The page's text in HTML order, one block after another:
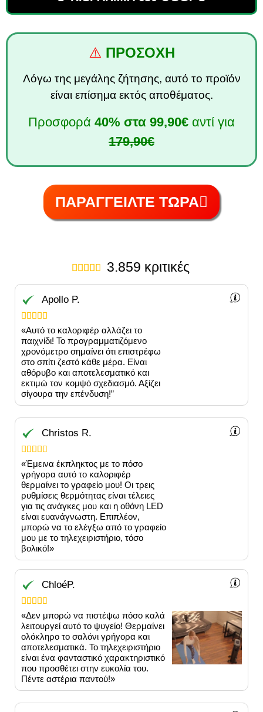
⚠️ ΠΡΟΣΟΧΗ
Λόγω της μεγάλης ζήτησης, αυτό το προϊόν
είναι επίσημα εκτός αποθέματος.
Προσφορά 40% στα 99,90€ αντί για
179,90€
ΠΑΡΑΓΓΕΙΛΤΕ ΤΩΡΑ
 3.859 κριτικές
Apollo P.
    
«Αυτό το καλοριφέρ αλλάζει το
παιχνίδι! Το προγραμματιζόμενο
χρονόμετρο σημαίνει ότι επιστρέφω
στο σπίτι ζεστό κάθε μέρα. Είναι
αθόρυβο και αποτελεσματικό και
εκτιμώ τον κομψό σχεδιασμό. Αξίζει
σίγουρα την επένδυση!”
Christos R.
    
«Έμεινα έκπληκτος με το πόσο
γρήγορα αυτό το καλοριφέρ
θερμαίνει το γραφείο μου! Οι τρεις
ρυθμίσεις θερμότητας είναι τέλειες
για τις ανάγκες μου και η οθόνη LED
είναι ευανάγνωστη. Επιπλέον,
μπορώ να το ελέγξω από το γραφείο
μου με το τηλεχειριστήριο, τόσο
βολικό!»
ChloéP.
    
«Δεν μπορώ να πιστέψω πόσο καλά
λειτουργεί αυτό το ψυγείο! Θερμαίνει
ολόκληρο το σαλόνι γρήγορα και
αποτελεσματικά. Το τηλεχειριστήριο
είναι ένα φανταστικό χαρακτηριστικό
που προσθέτει στην ευκολία του.
Πέντε αστέρια παντού!»